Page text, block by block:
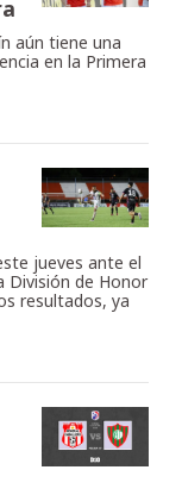
aún tiene una
en la Primera
jueves ante el
División de Honor
resultados, ya